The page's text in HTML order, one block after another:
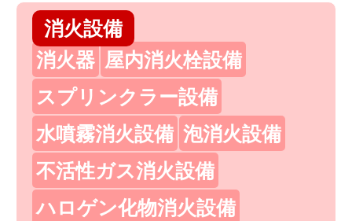
消火設備
消火器 屋内消火栓設備
スプリンクラー設備
水噴霧消火設備 泡消火設備
不活性ガス消火設備
ハロゲン化物消火設備